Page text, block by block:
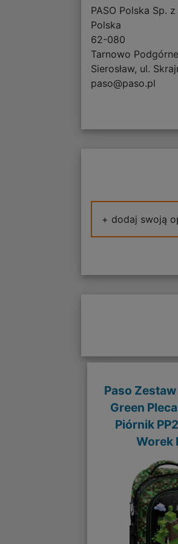
PASO Polska Sp.
Polska
62-080
Tarnowo Podgórne
Sierosław, ul.
paso@paso.pl
+ dodaj swoją
Paso
Green
Piórnik
Worek